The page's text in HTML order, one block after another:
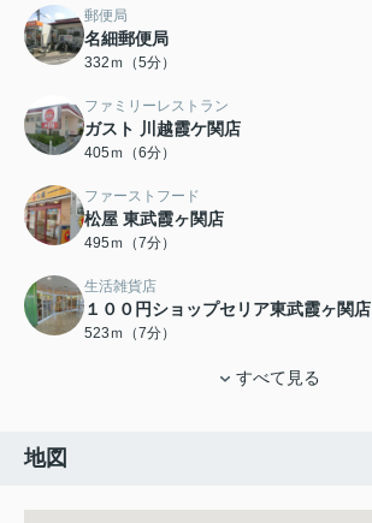
郵便局
名細郵便局
332ｍ（5分）
ファミリーレストラン
ガスト 川越霞ケ関店
405ｍ（6分）
ファーストフード
松屋 東武霞ヶ関店
495ｍ（7分）
生活雑貨店
１００円ショップセリア東武霞ヶ関店
523ｍ（7分）
すべて見る
地図